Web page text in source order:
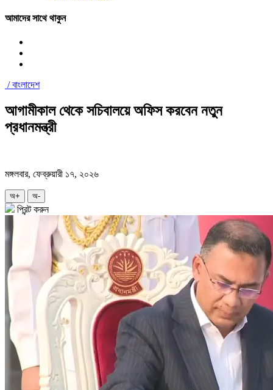
আমাদের সাথে থাকুন
/বাংলাদেশ
আগামীকাল থেকে সচিবালয়ে অফিস করবেন নতুন
প্রধানমন্ত্রী
মঙ্গলবার, ফেব্রুয়ারী ১৭, ২০২৬
অ+ অ-
প্রিন্ট করুন